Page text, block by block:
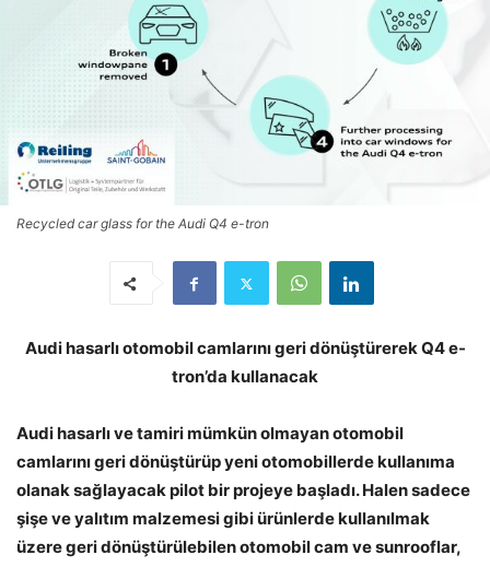
Recycled car glass for the Audi Q4 e-tron
Audi hasarlı otomobil camlarını geri dönüştürerek Q4 e-
tron’da kullanacak
Audi hasarlı ve tamiri mümkün olmayan otomobil
camlarını geri dönüştürüp yeni otomobillerde kullanıma
olanak sağlayacak pilot bir projeye başladı. Halen sadece
şişe ve yalıtım malzemesi gibi ürünlerde kullanılmak
üzere geri dönüştürülebilen otomobil cam ve sunrooflar,